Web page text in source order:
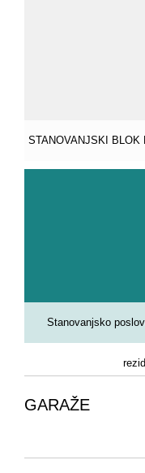
STANOVANJSKI
Stanovanjsko
GARAŽE